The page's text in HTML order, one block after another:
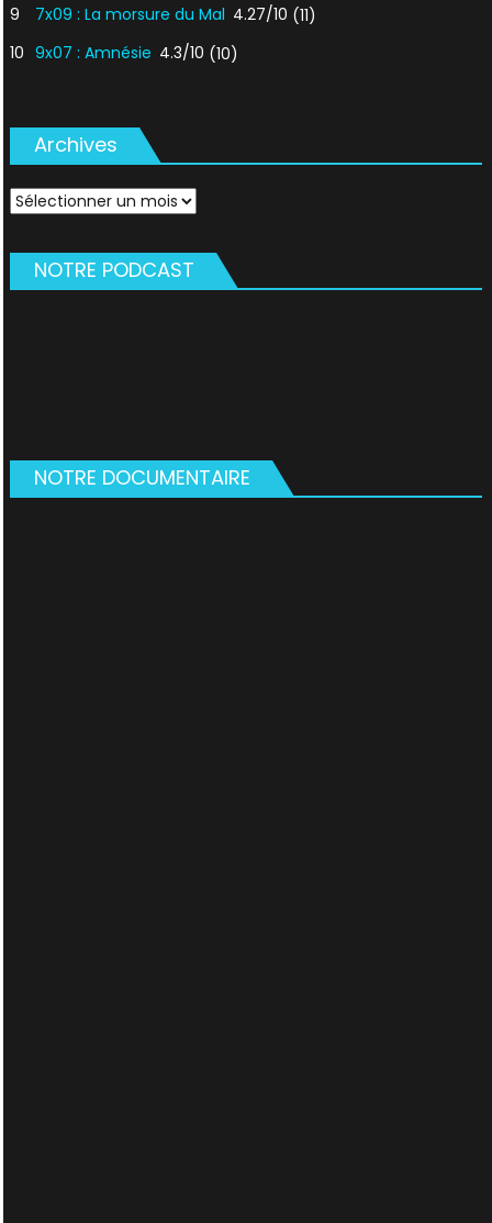
9
7x09 : La morsure du Mal 4.27/10 (11)
10 9x07 : Amnésie 4.3/10 (10)
Archives
Archives
NOTRE PODCAST
NOTRE DOCUMENTAIRE